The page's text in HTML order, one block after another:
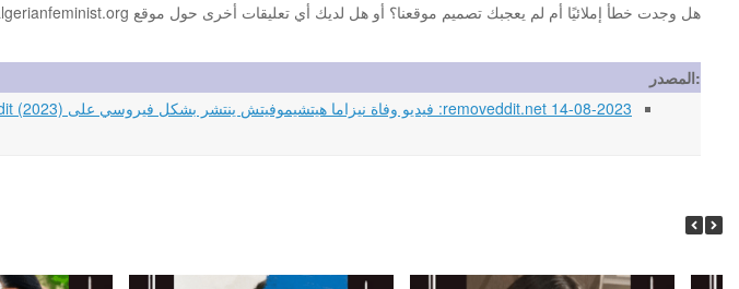
هل وجدت خطأ إملائيًا أم لم يعجبك تصميم موقعنا؟ أو هل لديك أي تعليقات أخرى حول موقع algerianfeminist.org ؟ يرجى إعلامنا!
المصدر:
14-08-2023 removeddit.net: فيديو وفاة نيزاما هيتشيموفيتش ينتشر بشكل فيروسي على Reddit (2023)